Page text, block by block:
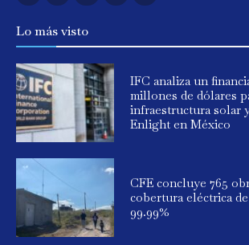
Lo más visto
IFC analiza un
millones de dólares
infraestructura solar
Enlight en México
CFE concluye 765
cobertura eléctrica
99.99%